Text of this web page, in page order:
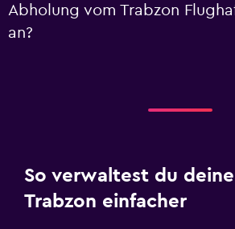
Abholung vom Trabzon
an?
So verwaltest du
Trabzon einfacher